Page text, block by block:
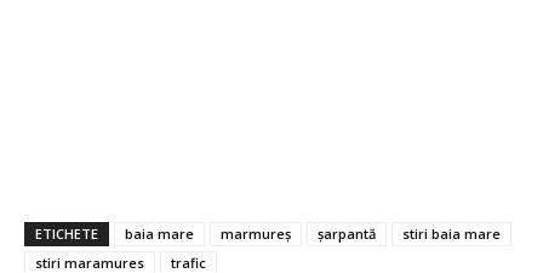
ETICHETE baia mare marmureș șarpantă
stiri baia mare
stiri maramures
trafic